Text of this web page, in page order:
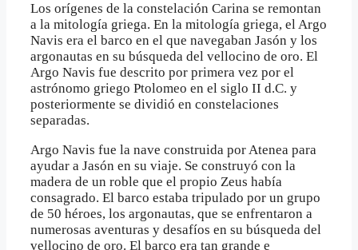
Los orígenes de la constelación Carina se remontan
a la mitología griega. En la mitología griega, el Argo
Navis era el barco en el que navegaban Jasón y los
argonautas en su búsqueda del vellocino de oro. El
Argo Navis fue descrito por primera vez por el
astrónomo griego Ptolomeo en el siglo II d.C. y
posteriormente se dividió en constelaciones
separadas.
Argo Navis fue la nave construida por Atenea para
ayudar a Jasón en su viaje. Se construyó con la
madera de un roble que el propio Zeus había
consagrado. El barco estaba tripulado por un grupo
de 50 héroes, los argonautas, que se enfrentaron a
numerosas aventuras y desafíos en su búsqueda del
vellocino de oro. El barco era tan grande e